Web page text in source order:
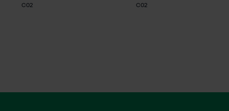
C02
C02